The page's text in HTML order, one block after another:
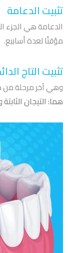
تثبيت الدعامة
الدعامة هي الجزء
مؤقتًا لعدة أسابيع.
تثبيت التاج
وهي آخر مرحلة من
هما: التيجان الثابتة